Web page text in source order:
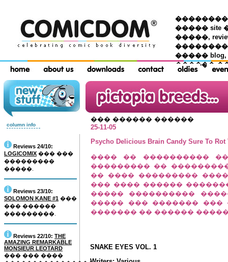
���������
����� site
�����,
����� blog,
������
column info
Reviews 24/10:
LOGICOMIX ��� ���
���������
�����.
Reviews 23/10:
SOLOMON KANE #1 ���
��� ������
���������.
Reviews 22/10: THE
AMAZING REMARKABLE
MONSIEUR LEOTARD
��� ��� ����
��� ������ ������
25-11-05
Psycho Delicious Brain Candy Sure To Rot
���� �� ����������
��������� ��
�� ���� ���������
��� ���� ������
����� ����������
����� ��� ������� ���
������� �� ������
SNAKE EYES VOL. 1